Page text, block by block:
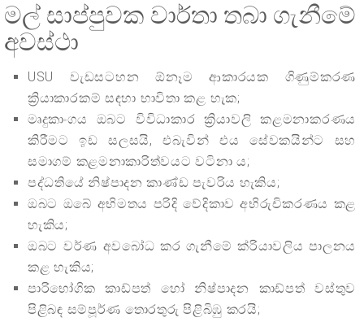
මල් සාප්පුවක වාර්තා තබා ගැනීමේ
අවස්ථා
USU වැඩසටහන ඕනෑම ආකාරයක ගිණුම්කරණ
ක්‍රියාකාරකම් සඳහා භාවිතා කළ හැක;
මෘදුකාංගය ඔබට විවිධාකාර ක්‍රියාවලි කළමනාකරණය
කිරීමට ඉඩ සලසයි, එබැවින් එය සේවකයින්ට සහ
සමාගම් කළමනාකාරිත්වයට වටිනා ය;
පද්ධතියේ නිෂ්පාදන කාණ්ඩ පැවරිය හැකිය;
ඔබට ඔබේ අභිමතය පරිදි වේදිකාව අභිරුචිකරණය කළ
හැකිය;
ඔබට වර්ණ අවබෝධ කර ගැනීමේ ක්රියාවලිය පාලනය
කළ හැකිය;
පාරිභෝගික කාඩ්පත් හෝ නිෂ්පාදන කාඩ්පත් වස්තුව
පිළිබඳ සම්පූර්ණ තොරතුරු පිළිබිඹු කරයි;